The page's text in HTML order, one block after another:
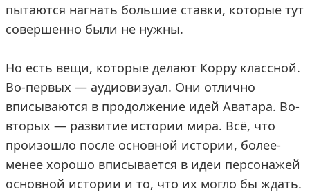
пытаются нагнать большие ставки, которые тут
совершенно были не нужны.
Но есть вещи, которые делают Корру классной.
Во-первых — аудиовизуал. Они отлично
вписываются в продолжение идей Аватара. Во-
вторых — развитие истории мира. Всё, что
произошло после основной истории, более-
менее хорошо вписывается в идеи персонажей
основной истории и то, что их могло бы ждать.